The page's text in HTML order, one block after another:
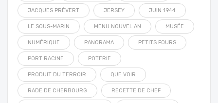
JACQUES PRÉVERT JERSEY JUIN 1944
LE SOUS-MARIN MENU NOUVEL AN MUSÉE
NUMÉRIQUE PANORAMA PETITS FOURS
PORT RACINE POTERIE
PRODUIT DU TERROIR QUE VOIR
RADE DE CHERBOURG RECETTE DE CHEF